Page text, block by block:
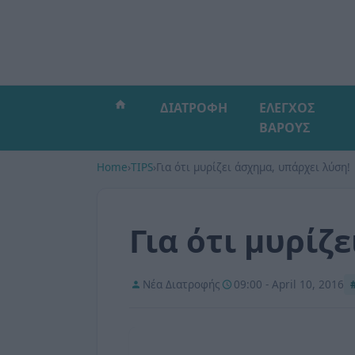
ΔΙΑΤΡΟΦΗ
ΕΛΕΓΧΟΣ
ΒΑΡΟΥΣ
Home›TIPS›Για ότι μυρίζει άσχημα, υπάρχει λύση!
Για ότι
Νέα Διατροφής 09:00 - April 10, 2016